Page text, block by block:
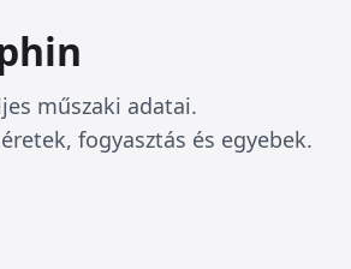
műszaki adatai.
fogyasztás és egyebek.